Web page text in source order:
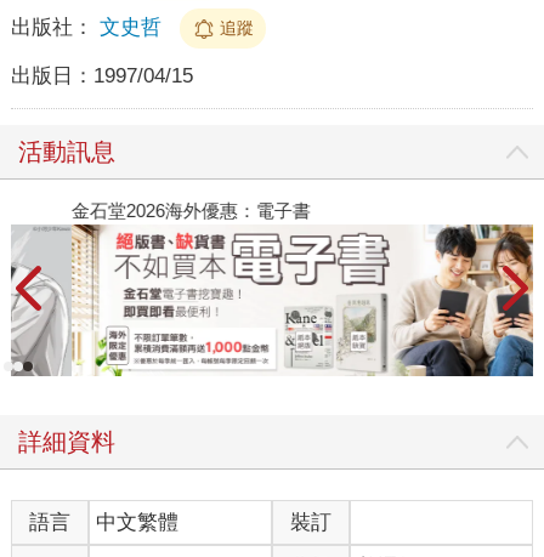
出版社： 文史哲 追蹤
出版日： 1997/04/15
活動訊息
金石堂2026海外優惠：電子書
詳細資料
語言 中文繁體
裝訂